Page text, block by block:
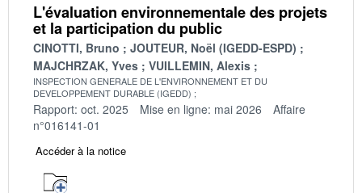
L'évaluation environnementale des projets
et la participation du public
CINOTTI, Bruno
JOUTEUR, Noël (IGEDD-ESPD)
MAJCHRZAK, Yves
VUILLEMIN, Alexis
INSPECTION GENERALE DE L'ENVIRONNEMENT ET DU
DEVELOPPEMENT DURABLE (IGEDD)
Rapport: oct. 2025 Mise en ligne: mai 2026
Affaire
n°016141-01
Accéder à la notice